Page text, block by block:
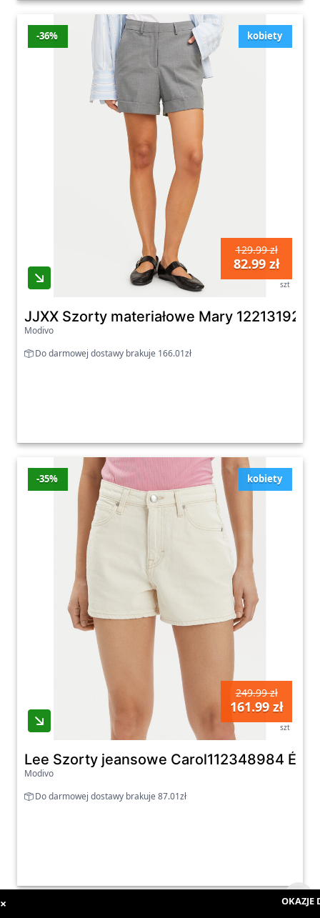
kobiety
-36%
129.99 zł
82.99 zł
szt
JJXX Szorty materiałowe Mary 12213192
Modivo
Do darmowej dostawy brakuje 166.01zł
kobiety
-35%
249.99 zł
161.99 zł
szt
Lee Szorty jeansowe Carol112348984
Modivo
Do darmowej dostawy brakuje 87.01zł
× OKAZJE